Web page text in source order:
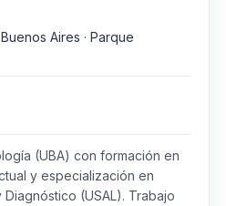
Aires · Parque
(UBA) con formación en
y especialización en
(USAL). Trabajo